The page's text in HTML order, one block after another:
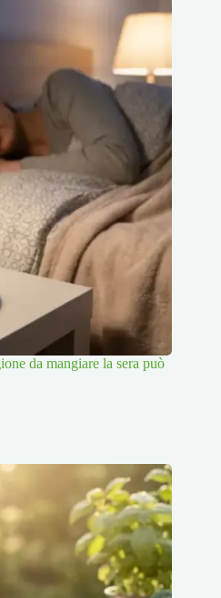
da mangiare la sera può